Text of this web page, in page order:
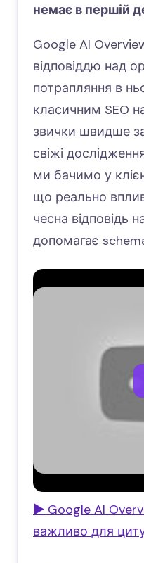
немає в першій
Google AI
відповіддю над
потрапляння в
класичним SEO
звички швидше
свіжі
ми бачимо у
що реально
чесна відповідь
допомагає
▶ Google AI
важливо для